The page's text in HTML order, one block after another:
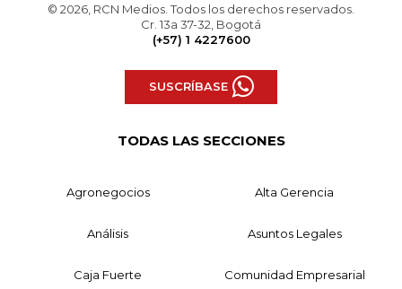
© 2026, RCN Medios. Todos los derechos reservados.
Cr. 13a 37-32, Bogotá
(+57) 1 4227600
SUSCRÍBASE
TODAS LAS SECCIONES
Agronegocios Alta Gerencia
Análisis Asuntos Legales
Caja Fuerte Comunidad Empresarial